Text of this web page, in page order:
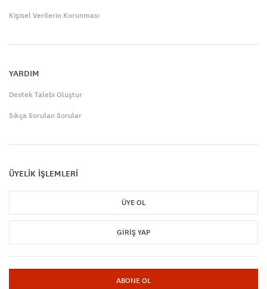
Kişisel Verilerin Korunması
YARDIM
Destek Talebi Oluştur
Sıkça Sorulan Sorular
ÜYELİK İŞLEMLERİ
ÜYE OL
GIRIŞ YAP
ABONE OL